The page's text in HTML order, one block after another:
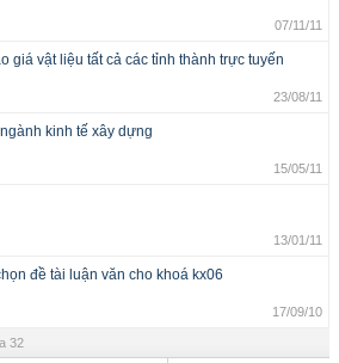
07/11/11
giá vật liệu tất cả các tỉnh thành trực tuyến
23/08/11
kinh tế xây dựng
15/05/11
13/01/11
đề tài luận văn cho khoá kx06
17/09/10
32